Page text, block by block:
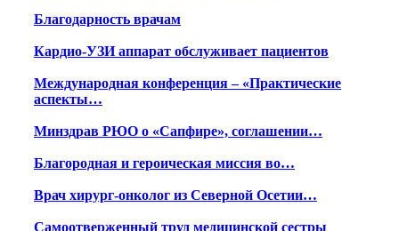
Благодарность врачам
Кардио-УЗИ аппарат обслуживает пациентов
Международная конференция – «Практические
аспекты…
Минздрав РЮО о «Сапфире», соглашении…
Благородная и героическая миссия во…
Врач хирург-онколог из Северной Осетии…
Самоотверженный труд медицинской сестры